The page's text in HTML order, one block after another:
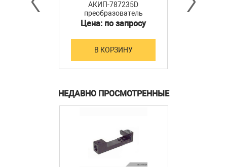
АКИП-787235D
преобразователь
мощности
Цена: по запросу
В КОРЗИНУ
НЕДАВНО ПРОСМОТРЕННЫЕ